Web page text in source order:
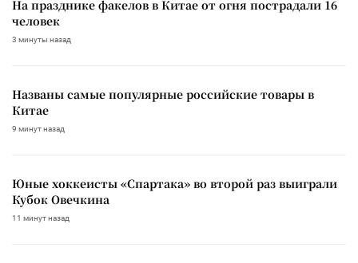
На празднике факелов в Китае от огня пострадали 16
человек
3 минуты назад
Названы самые популярные российские товары в
Китае
9 минут назад
Юные хоккеисты «Спартака» во второй раз выиграли
Кубок Овечкина
11 минут назад